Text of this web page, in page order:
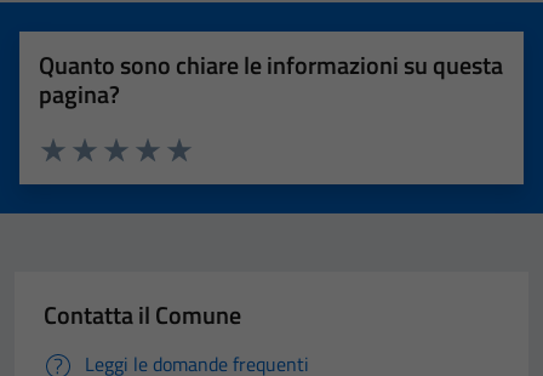
Quanto sono chiare le informazioni su questa
pagina?
Valuta 5 stelle su 5
Valuta 4 stelle su 5
Valuta 3 stelle su 5
Valuta 2 stelle su 5
Valuta 1 stelle su 5
Contatta il Comune
Leggi le domande frequenti